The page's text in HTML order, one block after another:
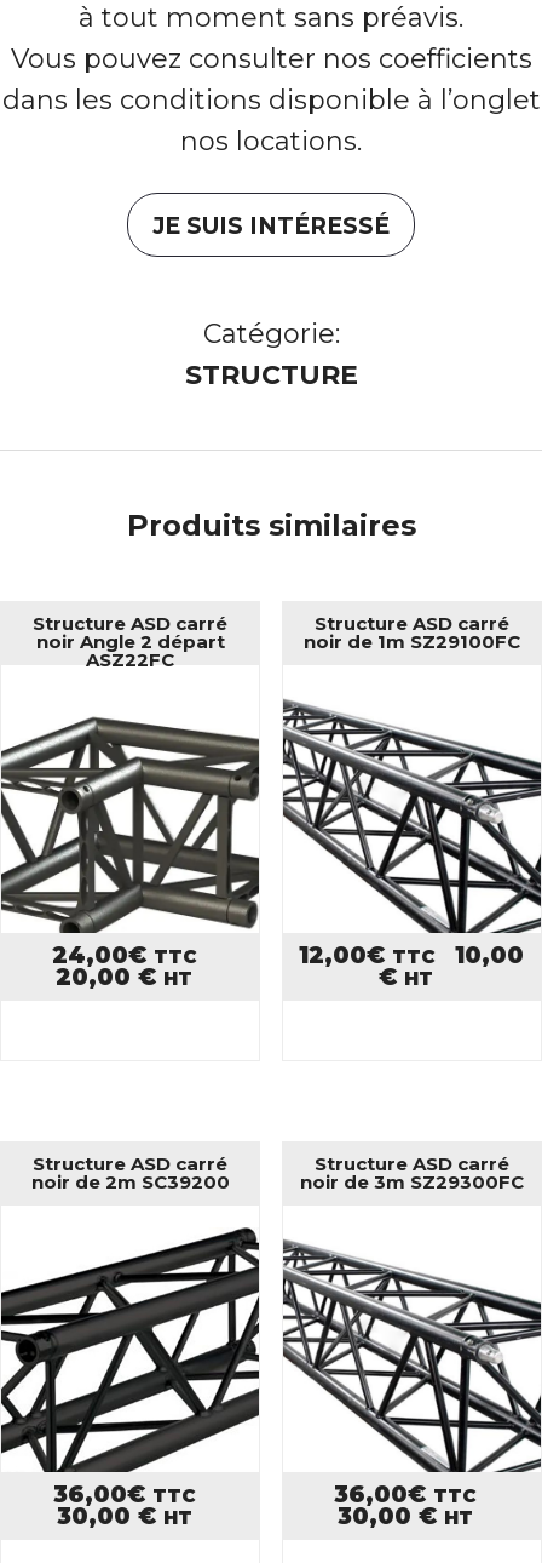
à tout moment sans préavis.
Vous pouvez consulter nos coefficients
dans les conditions disponible à l’onglet
nos locations.
JE SUIS INTÉRESSÉ
Catégorie:
STRUCTURE
Produits similaires
Structure ASD carré
noir Angle 2 départ
ASZ22FC
24,00€ TTC
20,00€ HT
Structure ASD carré
noir de 1m SZ29100FC
12,00€ TTC 10,00
€ HT
Structure ASD carré
noir de 2m SC39200
36,00€ TTC
30,00 € HT
Structure ASD carré
noir de 3m SZ29300FC
36,00€ TTC
30,00€ HT